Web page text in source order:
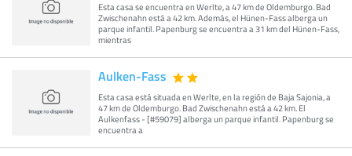
Esta casa se encuentra en Werlte, a 47 km de Oldemburgo. Bad
Zwischenahn está a 42 km. Además, el Hünen-Fass alberga un
parque infantil. Papenburg se encuentra a 31 km del Hünen-Fass,
mientras
Aulken-Fass
Esta casa está situada en Werlte, en la región de Baja Sajonia, a
47 km de Oldemburgo. Bad Zwischenahn está a 42 km. El
Aulkenfass - [#59079] alberga un parque infantil. Papenburg se
encuentra a